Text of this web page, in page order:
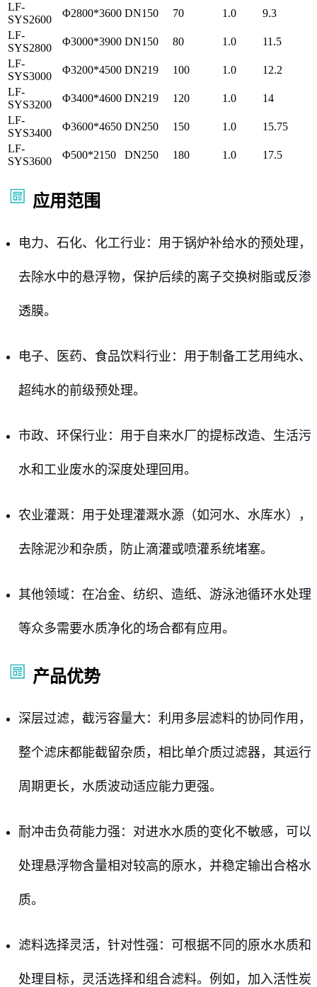
LF-
SYS2600
Φ2800*3600 DN150 70 1.0
9.3
LF-
SYS2800
Φ3000*3900 DN150 80 1.0
11.5
LF-
SYS3000
Φ3200*4500 DN219 100 1.0
12.2
LF-
SYS3200
Φ3400*4600 DN219 120 1.0
14
LF-
SYS3400
Φ3600*4650 DN250 150 1.0
15.75
LF-
SYS3600
Φ500*2150 DN250 180 1.0 17.5
应用范围
电力、石化、化工行业：用于锅炉补给水的预处理，
去除水中的悬浮物，保护后续的离子交换树脂或反渗
透膜。
电子、医药、食品饮料行业：用于制备工艺用纯水、
超纯水的前级预处理。
市政、环保行业：用于自来水厂的提标改造、生活污
水和工业废水的深度处理回用。
农业灌溉：用于处理灌溉水源（如河水、水库水），
去除泥沙和杂质，防止滴灌或喷灌系统堵塞。
其他领域：在冶金、纺织、造纸、游泳池循环水处理
等众多需要水质净化的场合都有应用。
产品优势
深层过滤，截污容量大：利用多层滤料的协同作用，
整个滤床都能截留杂质，相比单介质过滤器，其运行
周期更长，水质波动适应能力更强。
耐冲击负荷能力强：对进水水质的变化不敏感，可以
处理悬浮物含量相对较高的原水，并稳定输出合格水
质。
滤料选择灵活，针对性强：可根据不同的原水水质和
处理目标，灵活选择和组合滤料。例如，加入活性炭